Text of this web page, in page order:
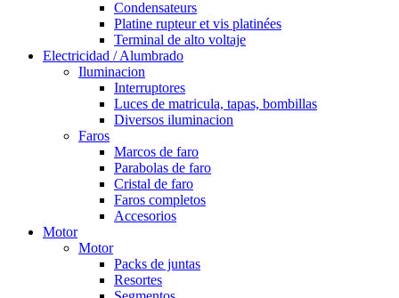
Condensateurs
Platine rupteur et vis platinées
Terminal de alto voltaje
Electricidad / Alumbrado
Iluminacion
Interruptores
Luces de matricula, tapas, bombillas
Diversos iluminacion
Faros
Marcos de faro
Parabolas de faro
Cristal de faro
Faros completos
Accesorios
Motor
Motor
Packs de juntas
Resortes